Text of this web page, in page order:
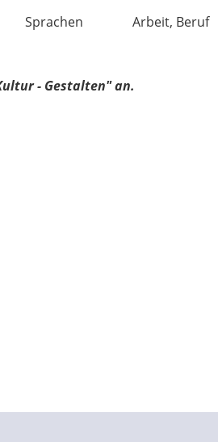
Sprachen Arbeit, Beruf
- Gestalten" an.